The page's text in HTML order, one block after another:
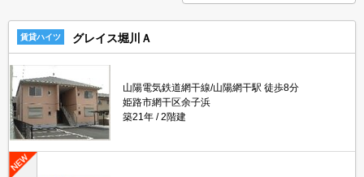
賃貸ハイツ グレイス堀川Ａ
山陽電気鉄道網干線/山陽網干駅 徒歩8分
姫路市網干区余子浜
築21年
2階建